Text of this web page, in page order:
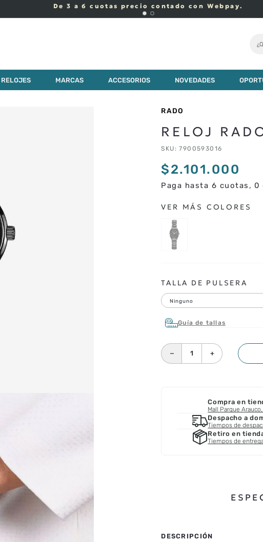
De 3 a 6 cuotas precio contado con Webpay.
RELOJES MARCAS ACCESORIOS NOVEDADES
RADO
RELOJ
SKU :7900593016
$2.101.000
Paga hasta 6 cuotas,
TALLA DE PULSERA
Ninguno
Guía de tallas
＋
－
Compra en
Mall Parque
Despacho a
Tiempos de
Retiro en
Tiempos de